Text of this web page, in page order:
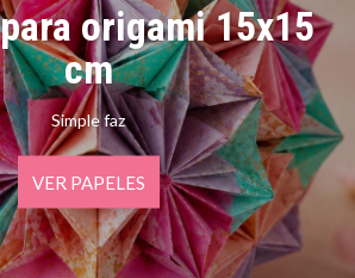
origami 15x15
cm
Simple faz
VER PAPELES